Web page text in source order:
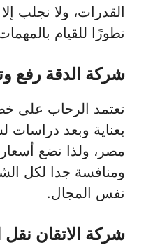
القدرات، ولا نجلب
تطورًا للقيام
شركة الدقة رفع
تعتمد الرحاب على
بعناية وبعد
مصر، ولذا نضع أسعار
ومنافسة جدا لكل
نفس المجال.
شركة الاتقان نقل